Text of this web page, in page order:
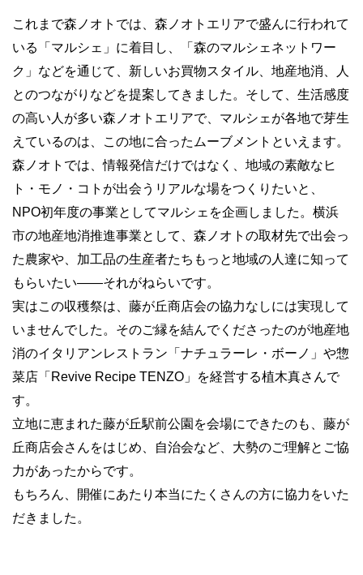
これまで森ノオトでは、森ノオトエリアで盛んに行われて
いる「マルシェ」に着目し、「森のマルシェネットワー
ク」などを通じて、新しいお買物スタイル、地産地消、人
とのつながりなどを提案してきました。そして、生活感度
の高い人が多い森ノオトエリアで、マルシェが各地で芽生
えているのは、この地に合ったムーブメントといえます。
森ノオトでは、情報発信だけではなく、地域の素敵なヒ
ト・モノ・コトが出会うリアルな場をつくりたいと、
NPO初年度の事業としてマルシェを企画しました。横浜
市の地産地消推進事業として、森ノオトの取材先で出会っ
た農家や、加工品の生産者たちもっと地域の人達に知って
もらいたい――それがねらいです。
実はこの収穫祭は、藤が丘商店会の協力なしには実現して
いませんでした。そのご縁を結んでくださったのが地産地
消のイタリアンレストラン「ナチュラーレ・ボーノ」や惣
菜店「Revive Recipe TENZO」を経営する植木真さんで
す。
立地に恵まれた藤が丘駅前公園を会場にできたのも、藤が
丘商店会さんをはじめ、自治会など、大勢のご理解とご協
力があったからです。
もちろん、開催にあたり本当にたくさんの方に協力をいた
だきました。